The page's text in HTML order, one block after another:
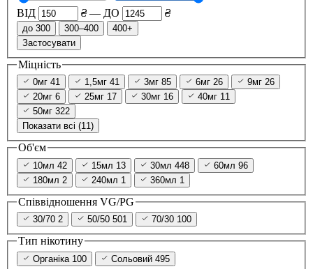
ВІД ₴ — ДО ₴
до 300 300–400
400+
Застосувати
Міцність
0мг 41 1,5мг 41 3мг 85 6мг 26 9мг 26
20мг 6 25мг 17 30мг 16 40мг 11
50мг 322
Показати всі (11)
Об'єм
10мл 42 15мл 13 30мл 448 60мл 96
180мл 2 240мл 1 360мл 1
Співвідношення VG/PG
30/70 2 50/50 501 70/30 100
Тип нікотину
Органіка 100 Сольовий 495